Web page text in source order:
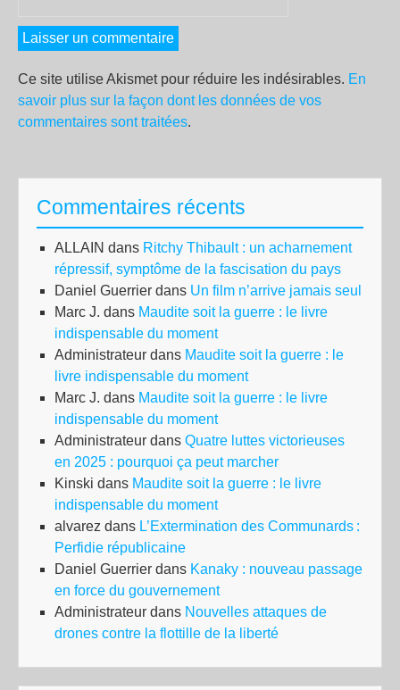
Ce site utilise Akismet pour réduire les indésirables. En
savoir plus sur la façon dont les données de vos
commentaires sont traitées.
Commentaires récents
ALLAIN dans Ritchy Thibault : un acharnement
répressif, symptôme de la fascisation du pays
Daniel Guerrier dans Un film n’arrive jamais seul
Marc J. dans Maudite soit la guerre : le livre
indispensable du moment
Administrateur dans Maudite soit la guerre : le
livre indispensable du moment
Marc J. dans Maudite soit la guerre : le livre
indispensable du moment
Administrateur dans Quatre luttes victorieuses
en 2025 : pourquoi ça peut marcher
Kinski dans Maudite soit la guerre : le livre
indispensable du moment
alvarez dans L’Extermination des Communards :
Perfidie républicaine
Daniel Guerrier dans Kanaky : nouveau passage
en force du gouvernement
Administrateur dans Nouvelles attaques de
drones contre la flottille de la liberté